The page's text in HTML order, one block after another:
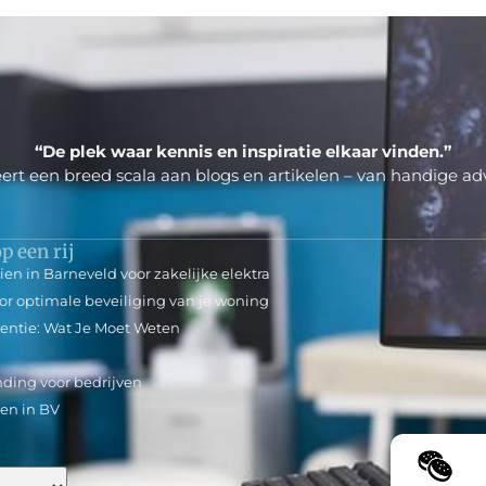
“De plek waar kennis en inspiratie elkaar vinden.”
een breed scala aan blogs en artikelen – van handige
een rij
in Barneveld voor zakelijke elektra
optimale beveiliging van je woning
Wat Je Moet Weten
voor bedrijven
in BV